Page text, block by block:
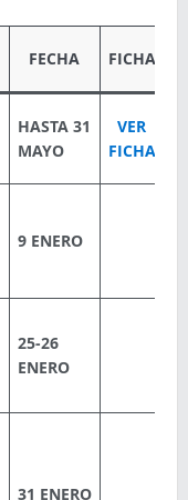
FECHA FICHA
HASTA 31
MAYO
VER
FICHA
9 ENERO
25-26
ENERO
31 ENERO